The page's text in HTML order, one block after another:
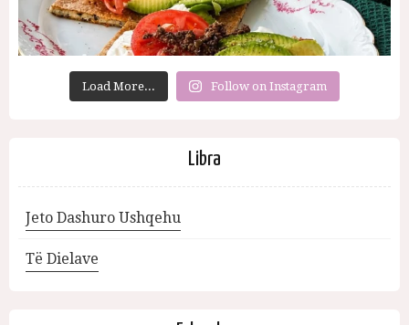
Load More... Follow on Instagram
Libra
Jeto Dashuro Ushqehu
Të Dielave